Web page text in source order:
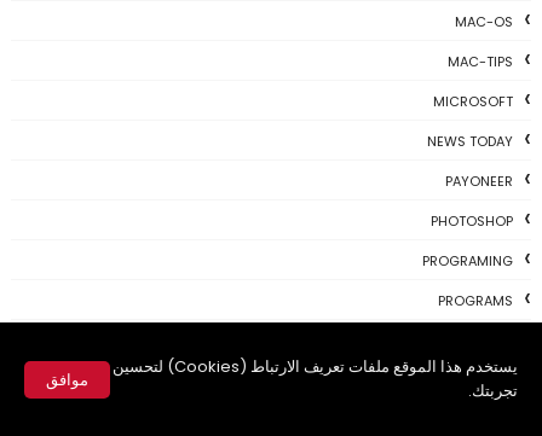
يستخدم هذا الموقع ملفات تعريف الارتباط (Cookies) لتحسين
تجربتك.
موافق
MAC-OS
MAC-TIPS
MICROSOFT
NEWS TODAY
PAYONEER
PHOTOSHOP
PROGRAMING
PROGRAMS
SKYPE